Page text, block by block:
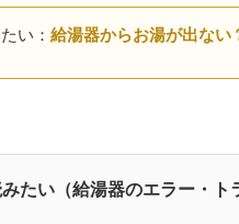
い： 給湯器からお湯が出ない
たい（給湯器のエラー・ト